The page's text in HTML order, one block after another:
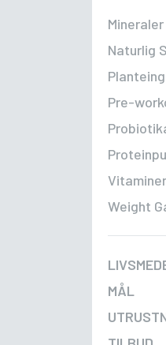
Mineraler
Naturlig
Pre-
Vitaminer
Weight
MÅL